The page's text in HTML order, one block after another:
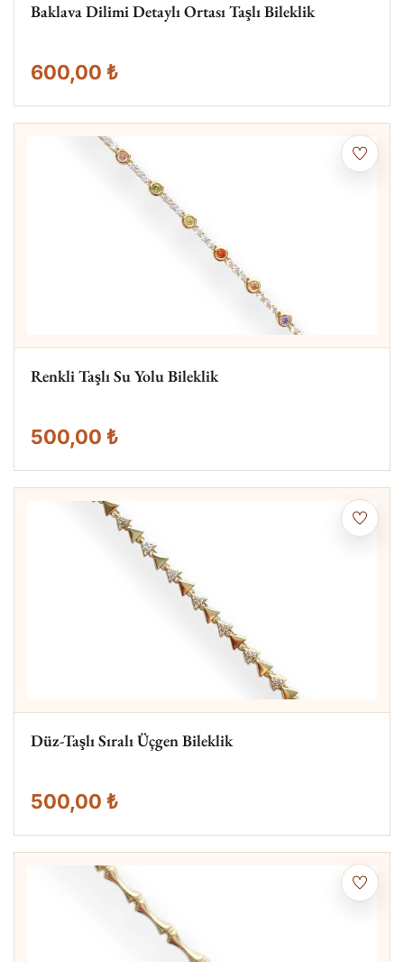
Baklava Dilimi Detaylı Ortası Taşlı Bileklik
600,00 ₺
Renkli Taşlı Su Yolu Bileklik
500,00 ₺
Düz-Taşlı Sıralı Üçgen Bileklik
500,00 ₺